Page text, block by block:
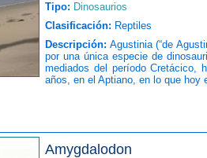
Tipo: Dinosaurios
Clasificación: Reptiles
Descripción: Agustinia (“de
por una única especie de
mediados del período Cretácico,
años, en el Aptiano, en lo que hoy
Amygdalodon